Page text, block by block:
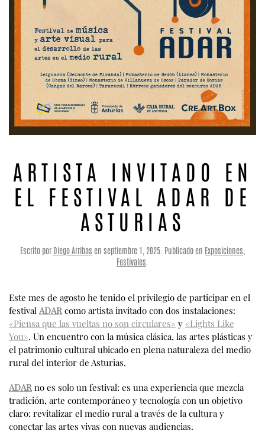
ARTISTA INVITADO EN
EL FESTIVAL ADAR DE
ASTURIAS
Escrito por Diego Arribas en septiembre 1, 2025 . Publicado en Exposiciones
Festivales
Este mes de agosto he tenido el privilegio de participar en el
festival ADARcomo artista invitado con dos instalaciones:
«Piensa que las vueltas no son circulares» y «Lights Like
You». Un encuentro con la música clásica, las artes plásticas y
el patrimonio cultural ubicado en plena naturaleza del medio
rural del interior de Asturias.
ADARno es solo un festival: es una experiencia que mezcla
tradición, arte contemporáneo y tecnología con un objetivo
claro: revitalizar el medio rural a través de la cultura y
conectar las artes vivas con nuevas audiencias.